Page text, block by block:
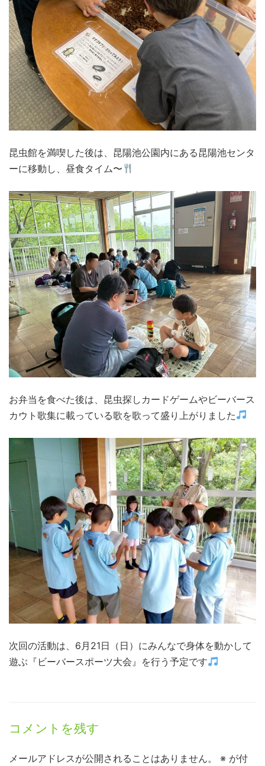
昆虫館を満喫した後は、昆陽池公園内にある昆陽池センタ
ーに移動し、昼食タイム〜
お弁当を食べた後は、昆虫探しカードゲームやビーバース
カウト歌集に載っている歌を歌って盛り上がりました
次回の活動は、6月21日（日）にみんなで身体を動かして
遊ぶ『ビーバースポーツ大会』を行う予定です
コメントを残す
メールアドレスが公開されることはありません。 ※ が付